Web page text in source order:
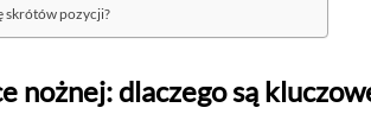
skrótów pozycji?
nożnej: dlaczego są